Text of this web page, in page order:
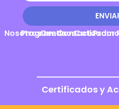
Nosotros
Programas
Destinos
Contacto
Cotizador
Certificados y